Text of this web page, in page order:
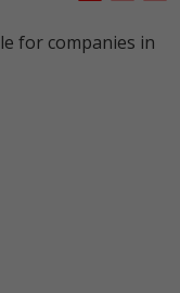
for companies in